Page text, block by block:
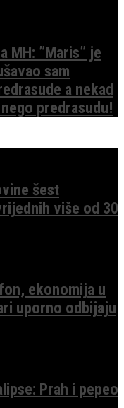
MH: ”Maris” je
sam
a nekad
predrasudu!
šest
više od 30
ekonomija u
uporno odbijaju
Prah i pepeo